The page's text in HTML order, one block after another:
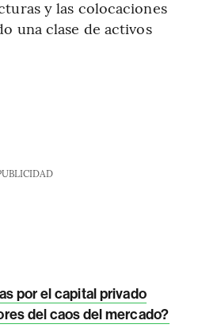
y las colocaciones
una clase de activos
por el capital privado
del caos del mercado?